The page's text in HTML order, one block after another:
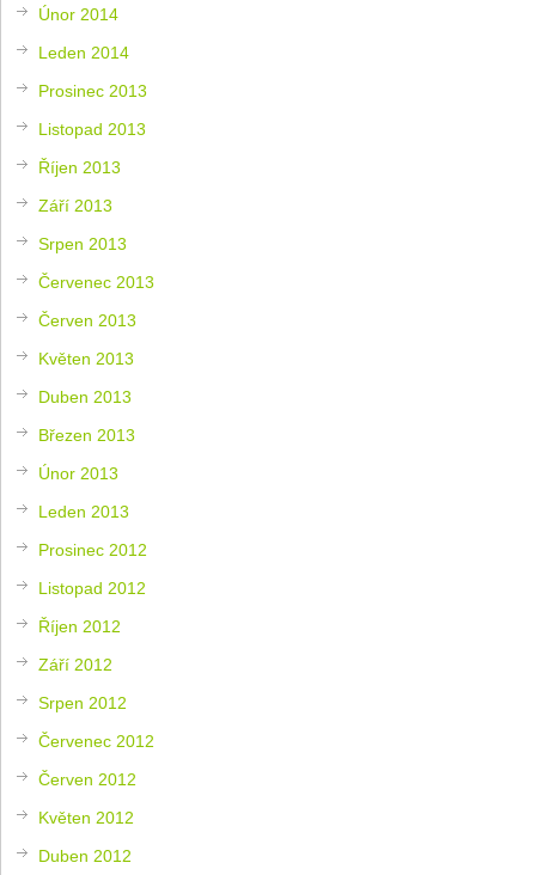
Únor 2014
Leden 2014
Prosinec 2013
Listopad 2013
Říjen 2013
Září 2013
Srpen 2013
Červenec 2013
Červen 2013
Květen 2013
Duben 2013
Březen 2013
Únor 2013
Leden 2013
Prosinec 2012
Listopad 2012
Říjen 2012
Září 2012
Srpen 2012
Červenec 2012
Červen 2012
Květen 2012
Duben 2012